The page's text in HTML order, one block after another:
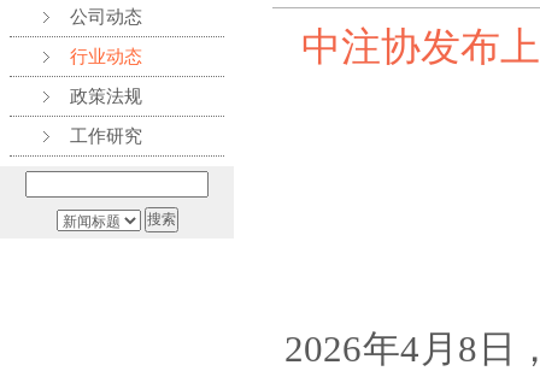
公司动态
行业动态
政策法规
工作研究
中注协发布
2026年4月8日